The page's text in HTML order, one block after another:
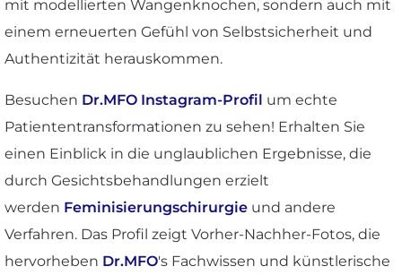
mit modellierten Wangenknochen, sondern auch mit
einem erneuerten Gefühl von Selbstsicherheit und
Authentizität herauskommen.
Besuchen Dr.MFO Instagram-Profil um echte
Patiententransformationen zu sehen! Erhalten Sie
einen Einblick in die unglaublichen Ergebnisse, die
durch Gesichtsbehandlungen erzielt
werden Feminisierungschirurgie und andere
Verfahren. Das Profil zeigt Vorher-Nachher-Fotos, die
hervorheben Dr.MFO's Fachwissen und künstlerische